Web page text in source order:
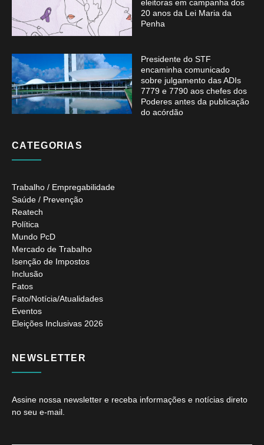
eleitoras em campanha dos
20 anos da Lei Maria da
Penha
Presidente do STF
encaminha comunicado
sobre julgamento das ADIs
7779 e 7790 aos chefes dos
Poderes antes da publicação
do acórdão
CATEGORIAS
Trabalho / Empregabilidade
Saúde / Prevenção
Reatech
Política
Mundo PcD
Mercado de Trabalho
Isenção de Impostos
Inclusão
Fatos
Fato/Notícia/Atualidades
Eventos
Eleições Inclusivas 2026
NEWSLETTER
Assine nossa newsletter e receba informações e notícias direto
no seu e-mail.